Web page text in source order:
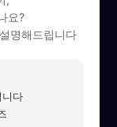
치·운영 및 거
거부할 수 있습
이용에 불편이 있
요?
명해드립니다
다